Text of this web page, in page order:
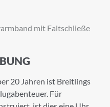
mit Faltschließe
20 Jahren ist Breitlings
Für
×